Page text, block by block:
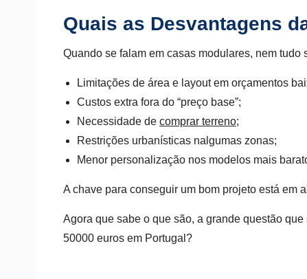
Quais as Desvantagens
Quando se falam em casas modulares, nem
Limitações de área e layout em orçamentos
Custos extra fora do “preço base”;
Necessidade de comprar terreno;
Restrições urbanísticas nalgumas zonas;
Menor personalização nos modelos mais
A chave para conseguir um bom projeto está em
Agora que sabe o que são, a grande questão
50000 euros em Portugal?